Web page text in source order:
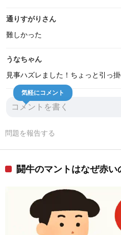
通りすがりさん
難しかった
うなちゃん
見事ハズレました！ちょっと引っ
気軽にコメント
問題を報告する
闘牛のマントはなぜ赤い